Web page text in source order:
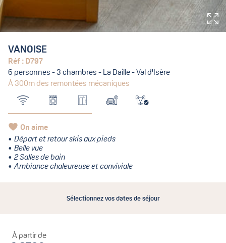
VANOISE
Réf : D797
6 personnes - 3 chambres - La Daille - Val d'Isère
À 300m des remontées mécaniques
On aime
Départ et retour skis aux pieds
Belle vue
2 Salles de bain
Ambiance chaleureuse et conviviale
Sélectionnez vos dates de séjour
À partir de